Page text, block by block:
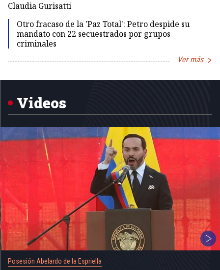
Claudia Gurisatti
Otro fracaso de la 'Paz Total': Petro despide su
mandato con 22 secuestrados por grupos
criminales
Ver más
Videos
Posesión Abelardo de la Espriella